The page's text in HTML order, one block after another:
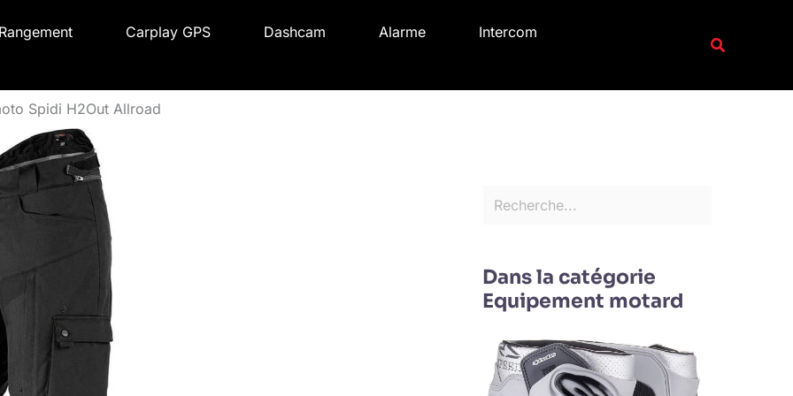
Rangement Carplay GPS Dashcam Alarme
Intercom
Spidi H2Out Allroad
e
rDans la catégorie
Equipement motard